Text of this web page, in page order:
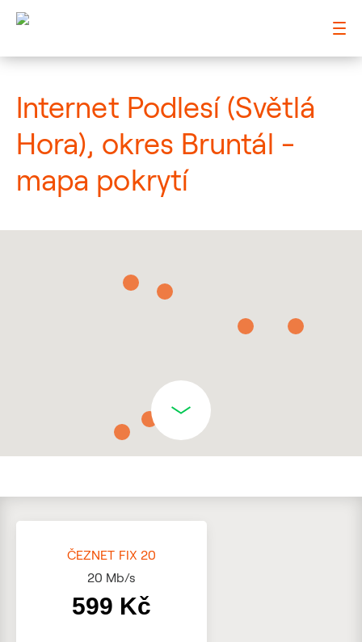
Internet Podlesí (Světlá
Hora), okres Bruntál -
mapa pokrytí
ČEZNET FIX 20
20 Mb/s
599 Kč
: Mapa pokrytí město